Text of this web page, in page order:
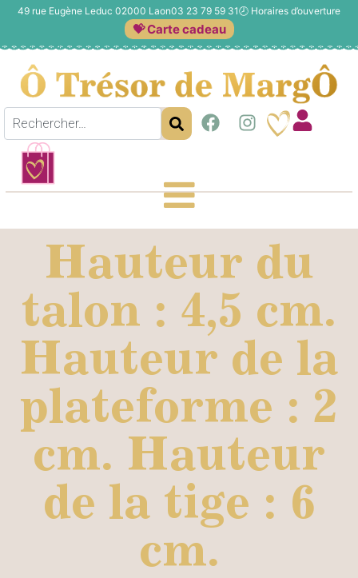
49 rue Eugène Leduc 02000 Laon03 23 79 59 31🕗 Horaires d’ouverture
💝 Carte cadeau
Hauteur du
talon : 4,5 cm.
Hauteur de la
plateforme : 2
cm. Hauteur
de la tige : 6
cm.